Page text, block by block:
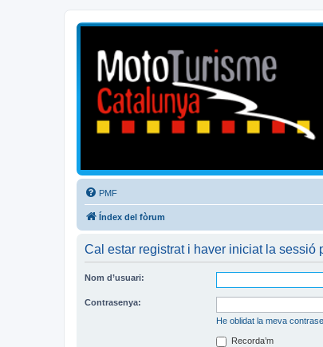
Mototurisme
Turisme en moto en català
PMF
Índex del fòrum
Cal estar registrat i haver iniciat la sessió
Nom d’usuari:
Contrasenya:
He oblidat la meva
Recorda’m